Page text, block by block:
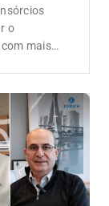
o
mais